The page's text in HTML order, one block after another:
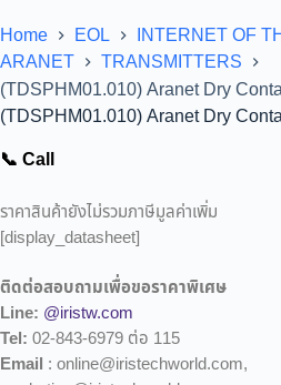
Home EOL
INTERNET OF
ARANET
TRANSMITTERS
(TDSPHM01.010) Aranet Dry
(TDSPHM01.010) Aranet Dry
📞 Call
ราคาสินค้ายังไม่รวมภาษีมูลค่าเพิ่ม
[display_datasheet]
ติดต่อสอบถามเพื่อขอราคาพิเศษ
Line: @iristw.com
Tel: 02-843-6979 ต่อ 115
Email : online@iristechworld.com,